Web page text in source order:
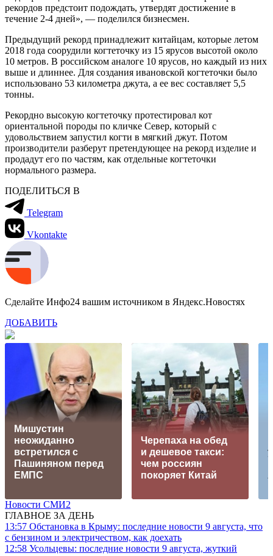
рекордов предстоит подождать, утвердят достижение в
течение 2-4 дней», — поделился бизнесмен.
Предыдущий рекорд принадлежит китайцам, которые летом
2018 года соорудили когтеточку из 15 ярусов высотой около
10 метров. В российском аналоге 10 ярусов, но каждый из них
выше и длиннее. Для создания ивановской когтеточки было
использовано 53 километра джута, а ее вес составляет 5,5
тонны.
Рекордно высокую когтеточку протестировал кот
ориентальной породы по кличке Север, который с
удовольствием запустил когти в мягкий джут. Потом
производители разберут претендующее на рекорд изделие и
продадут его по частям, как отдельные когтеточки
нормального размера.
ПОДЕЛИТЬСЯ В
Telegram
Vkontakte
Сделайте Инфо24 вашим источником в Яндекс.Новостях
ДОБАВИТЬ
Мишустин
неожиданно
встретился с
Пашиняном перед
ЕМПС
Черепаха на обед
и дешевое такси:
чем россиян
покоряет Китай
Новости СМИ2
ГЛАВНОЕ ЗА ДЕНЬ
13:57 Обстановка в Крыму: последние новости 9 августа, что
с бензином и электричеством, как доехать
12:58 Усольцевы: последние новости 9 августа, жуткий